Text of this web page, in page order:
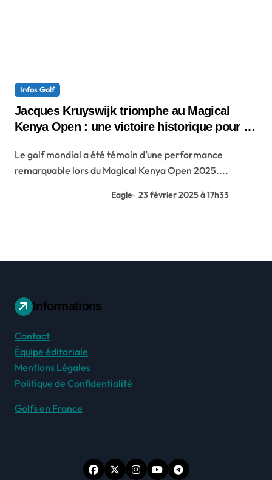
Infos Golf
Jacques Kruyswijk triomphe au Magical
Kenya Open : une victoire historique pour le
Le golf mondial a été témoin d’une performance
remarquable lors du Magical Kenya Open 2025....
Eagle 23 février 2025 à 17h33
Informations
Contact
Équipe éditoriale
Mentions Légales
Politique de Confidentialité
Golfs en France